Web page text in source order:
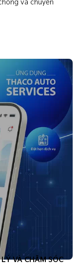
và chuyên
VÀ CHĂM SÓC